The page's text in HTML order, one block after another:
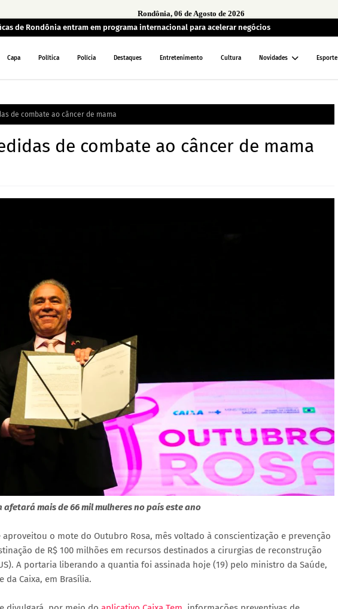
Rondônia, 06 de Agosto de 2026
de Rondônia entram em programa internacional para acelerar negócios
Capa Política Polícia Destaques Entretenimento Cultura Novidades Esporte
de combate ao câncer de mama
de combate ao câncer de mama
afetará mais de 66 mil mulheres no país este ano
aproveitou o mote do Outubro Rosa, mês voltado à conscientização e prevenção
de R$ 100 milhões em recursos destinados a cirurgias de reconstrução
A portaria liberando a quantia foi assinada hoje (19) pelo ministro da Saúde,
da Caixa, em Brasília.